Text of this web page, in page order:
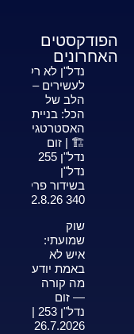
הפודקסטים
האחרונים
נדל"ן לא רק
לעשירים –
הלב של
הכל: בניית
האסטרטגיה
🏗️ | זום
נדל"ן 255
נדל"ן
בשידור פרק
340 2.8.26
שוק
שמועתי:
איש לא
באמת יודע
מה קורה
— זום
נדל"ן 253 |
26.7.2026